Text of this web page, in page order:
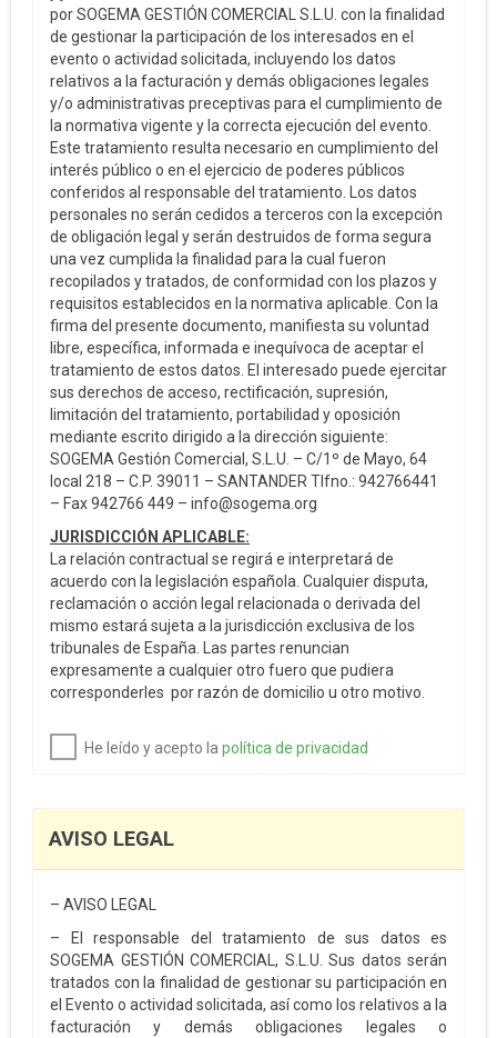
por SOGEMA GESTIÓN COMERCIAL S.L.U. con la finalidad
de gestionar la participación de los interesados en el
evento o actividad solicitada, incluyendo los datos
relativos a la facturación y demás obligaciones legales
y/o administrativas preceptivas para el cumplimiento de
la normativa vigente y la correcta ejecución del evento.
Este tratamiento resulta necesario en cumplimiento del
interés público o en el ejercicio de poderes públicos
conferidos al responsable del tratamiento. Los datos
personales no serán cedidos a terceros con la excepción
de obligación legal y serán destruidos de forma segura
una vez cumplida la finalidad para la cual fueron
recopilados y tratados, de conformidad con los plazos y
requisitos establecidos en la normativa aplicable. Con la
firma del presente documento, manifiesta su voluntad
libre, específica, informada e inequívoca de aceptar el
tratamiento de estos datos. El interesado puede ejercitar
sus derechos de acceso, rectificación, supresión,
limitación del tratamiento, portabilidad y oposición
mediante escrito dirigido a la dirección siguiente:
SOGEMA Gestión Comercial, S.L.U. – C/1º de Mayo, 64
local 218 – C.P. 39011 – SANTANDER Tlfno.: 942766441
– Fax 942766 449 – info@sogema.org
JURISDICCIÓN APLICABLE:
La relación contractual se regirá e interpretará de
acuerdo con la legislación española. Cualquier disputa,
reclamación o acción legal relacionada o derivada del
mismo estará sujeta a la jurisdicción exclusiva de los
tribunales de España. Las partes renuncian
expresamente a cualquier otro fuero que pudiera
corresponderles por razón de domicilio u otro motivo.
He leído y acepto la política de privacidad
AVISO LEGAL
– AVISO LEGAL
– El responsable del tratamiento de sus datos es
SOGEMA GESTIÓN COMERCIAL, S.L.U. Sus datos serán
tratados con la finalidad de gestionar su participación en
el Evento o actividad solicitada, así como los relativos a la
facturación y demás obligaciones legales o